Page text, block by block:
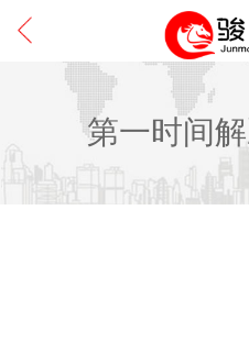
第一时间